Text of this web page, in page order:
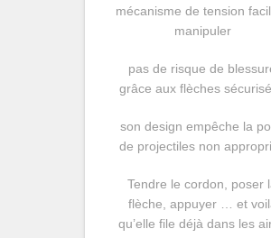
mécanisme de tension
manipuler
pas de risque de
grâce aux flèches
son design empêche la
de projectiles non
Tendre le cordon, poser
flèche, appuyer … et
qu’elle file déjà dans les